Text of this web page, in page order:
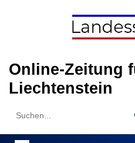
Online-Zeitung
Liechtenstein
Search